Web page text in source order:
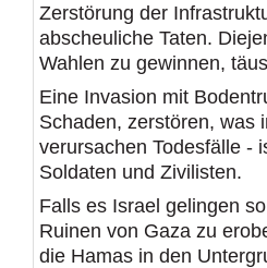
Zerstörung der
abscheuliche Taten.
Wahlen zu gewinnen,
Eine Invasion mit
Schaden, zerstören, was
verursachen Todesfälle -
Soldaten und Zivilisten.
Falls es Israel gelingen
Ruinen von Gaza zu
die Hamas in den